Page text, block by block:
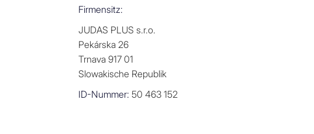
Firmensitz:
JUDAS PLUS s.r.o.
Pekárska 26
Trnava 917 01
Slowakische Republik
ID-Nummer: 50 463 152